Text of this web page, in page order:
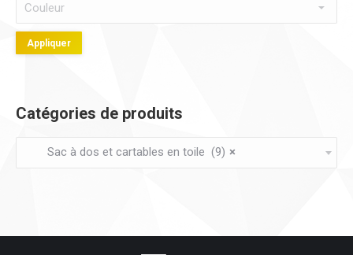
Appliquer
Catégories de produits
×
Sac à dos et cartables en toile (9)